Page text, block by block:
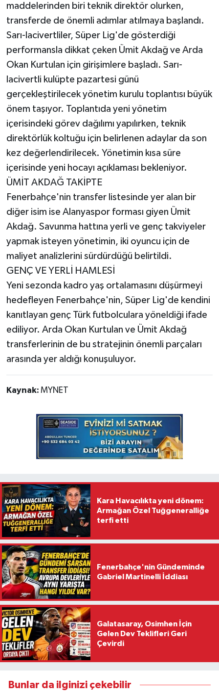
maddelerinden biri teknik direktör olurken,
transferde de önemli adımlar atılmaya başlandı.
Sarı-lacivertliler, Süper Lig'de gösterdiği
performansla dikkat çeken Ümit Akdağ ve Arda
Okan Kurtulan için girişimlere başladı. Sarı-
lacivertli kulüpte pazartesi günü
gerçekleştirilecek yönetim kurulu toplantısı büyük
önem taşıyor. Toplantıda yeni yönetim
içerisindeki görev dağılımı yapılırken, teknik
direktörlük koltuğu için belirlenen adaylar da son
kez değerlendirilecek. Yönetimin kısa süre
içerisinde yeni hocayı açıklaması bekleniyor.
ÜMİT AKDAĞ TAKİPTE
Fenerbahçe'nin transfer listesinde yer alan bir
diğer isim ise Alanyaspor forması giyen Ümit
Akdağ. Savunma hattına yerli ve genç takviyeler
yapmak isteyen yönetimin, iki oyuncu için de
maliyet analizlerini sürdürdüğü belirtildi.
GENÇ VE YERLİ HAMLESİ
Yeni sezonda kadro yaş ortalamasını düşürmeyi
hedefleyen Fenerbahçe'nin, Süper Lig'de kendini
kanıtlayan genç Türk futbolculara yöneldiği ifade
ediliyor. Arda Okan Kurtulan ve Ümit Akdağ
transferlerinin de bu stratejinin önemli parçaları
arasında yer aldığı konuşuluyor.
Kaynak: MYNET
Kara Havacılıkta yeni dönem:
Armağan Özel Tuğgeneralliğe
terfi etti
Fenerbahçe'nin Gündeminde
Gabriel Martinelli İddiası
Galatasaray, Osimhen İçin
Gelen Dev Teklifleri Geri
Çevirdi
Bunlar da ilginizi çekebilir